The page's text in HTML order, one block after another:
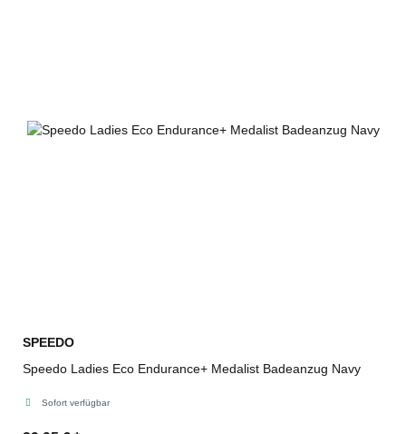
SPEEDO
Speedo Ladies Eco Endurance+ Medalist Badeanzug Navy
Sofort verfügbar